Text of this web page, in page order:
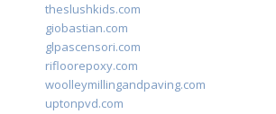
theslushkids.com
giobastian.com
glpascensori.com
rifloorepoxy.com
woolleymillingandpaving.com
uptonpvd.com